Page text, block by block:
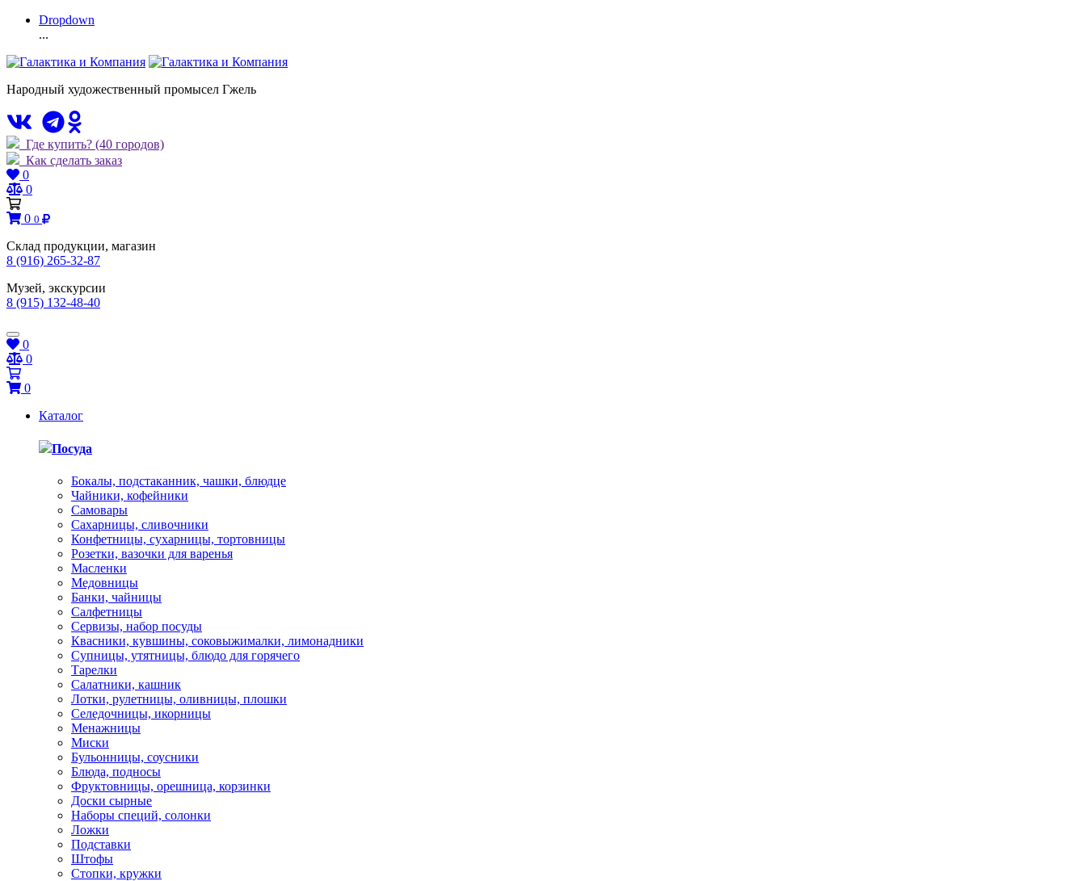
Dropdown
...
Народный художественный промысел Гжель
Где купить? (40 городов)
Как сделать заказ
0
0
0 0
Склад продукции, магазин
8 (916) 265-32-87
Музей, экскурсии
8 (915) 132-48-40
0
0
0
Каталог
Посуда
Бокалы, подстаканник, чашки, блюдце
Чайники, кофейники
Самовары
Сахарницы, сливочники
Конфетницы, сухарницы, тортовницы
Розетки, вазочки для варенья
Масленки
Медовницы
Банки, чайницы
Салфетницы
Сервизы, набор посуды
Квасники, кувшины, соковыжималки, лимонадники
Супницы, утятницы, блюдо для горячего
Тарелки
Салатники, кашник
Лотки, рулетницы, оливницы, плошки
Селедочницы, икорницы
Менажницы
Миски
Бульонницы, соусники
Блюда, подносы
Фруктовницы, орешница, корзинки
Доски сырные
Наборы специй, солонки
Ложки
Подставки
Штофы
Стопки, кружки